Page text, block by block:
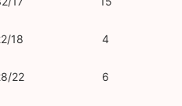
18 4
22 6